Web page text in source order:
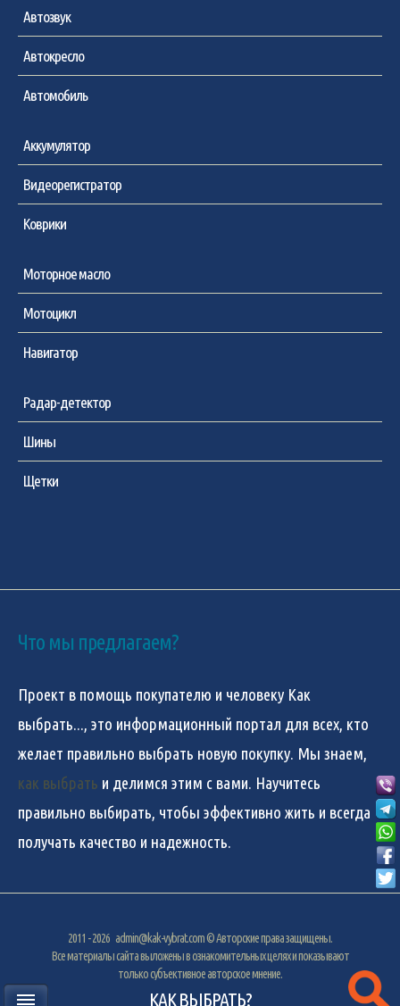
Автозвук
Автокресло
Автомобиль
Аккумулятор
Видеорегистратор
Коврики
Моторное масло
Мотоцикл
Навигатор
Радар-детектор
Шины
Щетки
Что мы предлагаем?
Проект в помощь покупателю и человеку Как
выбрать..., это информационный портал для всех, кто
желает правильно выбрать новую покупку. Мы знаем,
как выбрать и делимся этим с вами. Научитесь
правильно выбирать, чтобы эффективно жить и всегда
получать качество и надежность.
2011 - 2026 admin@kak-vybrat.com© Авторские права защищены.
Все материалы сайта выложены в ознакомительных целях и показывают
только субъективное авторское мнение.
КАК ВЫБРАТЬ?